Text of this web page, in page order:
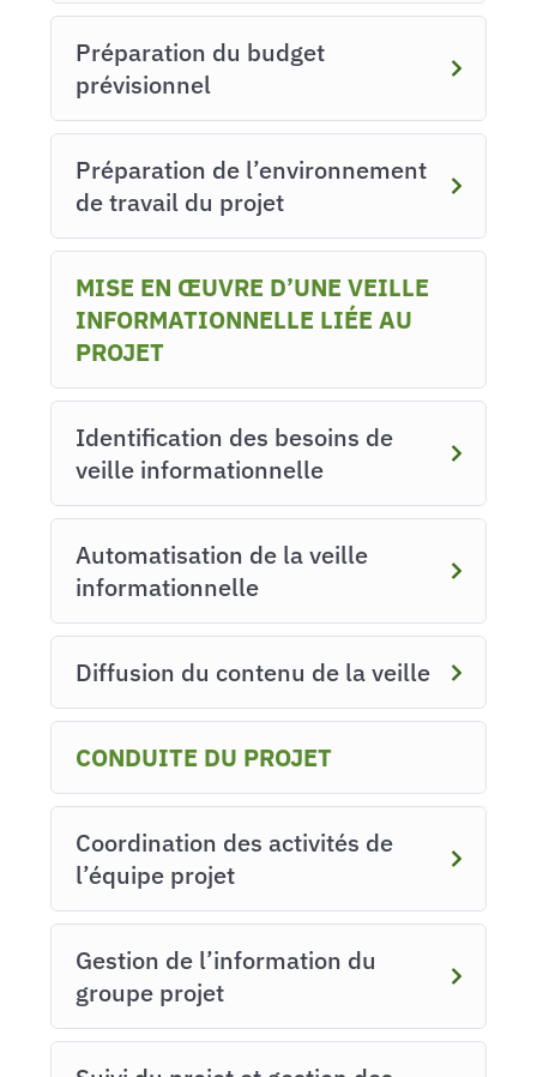
Préparation du budget
prévisionnel
Préparation de l’environnement
de travail du projet
MISE EN ŒUVRE D’UNE VEILLE
INFORMATIONNELLE LIÉE AU
PROJET
Identification des besoins de
veille informationnelle
Automatisation de la veille
informationnelle
Diffusion du contenu de la veille
CONDUITE DU PROJET
Coordination des activités de
l’équipe projet
Gestion de l’information du
groupe projet